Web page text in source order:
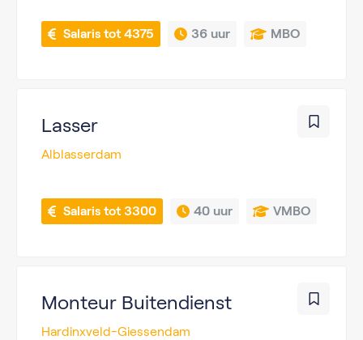
Salaris tot 4375 36 uur MBO
Lasser
Alblasserdam
Salaris tot 3300 40 uur VMBO
Monteur Buitendienst
Hardinxveld-Giessendam